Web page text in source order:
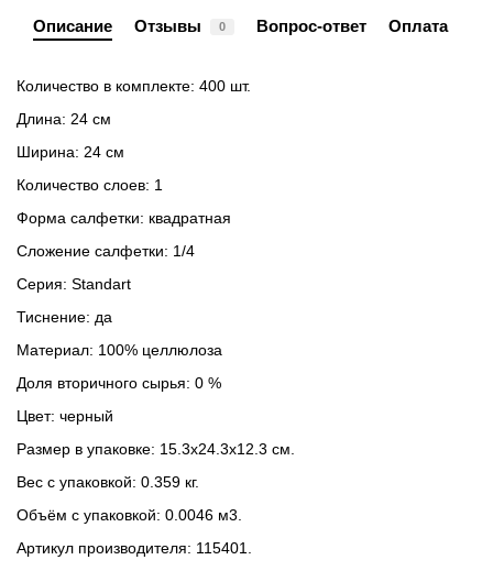
Описание Отзывы 0 Вопрос-ответ Оплата
Количество в комплекте: 400 шт.
Длина: 24 см
Ширина: 24 см
Количество слоев: 1
Форма салфетки: квадратная
Сложение салфетки: 1/4
Серия: Standart
Тиснение: да
Материал: 100% целлюлоза
Доля вторичного сырья: 0 %
Цвет: черный
Размер в упаковке: 15.3x24.3x12.3 см.
Вес с упаковкой: 0.359 кг.
Объём с упаковкой: 0.0046 м3.
Артикул производителя: 115401.